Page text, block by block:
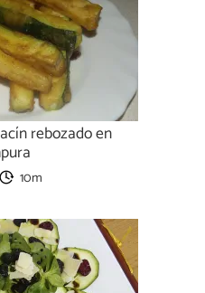
rebozado en
10m